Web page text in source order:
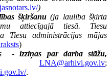
)
šķiršanu(ja laulība šķirta
attiecīgajā tiesā. Tiesu
Tiesu administrācijas mājas
)
-izziņas par darba stāžu,
LNA@arhivi.gov.lv;
.